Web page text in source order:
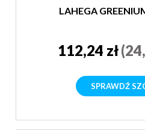
LAHEGA
112,24 zł
SPRAWDŹ